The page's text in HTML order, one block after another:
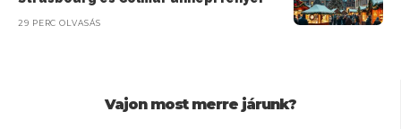
29 PERC OLVASÁS
Vajon most merre járunk?